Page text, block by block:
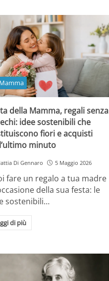
Mamma
della Mamma, regali senza
idee sostenibili che
fiori e acquisti
minuto
Di Gennaro 5 Maggio 2026
fare un regalo a tua madre
della sua festa: le
sostenibili…
di più